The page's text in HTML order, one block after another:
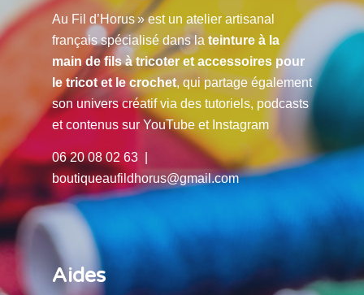
Au Fil d’Horus » est un atelier artisanal
français spécialisé dans la teinture à la
main de fils à tricoter et accessoires pour
le tricot et le crochet, qui partage également
son univers créatif via des tutoriels, podcasts
et contenus sur YouTube et Instagram
06 20 08 02 63 |
boutiqueaufildhorus@gmail.com
Aides